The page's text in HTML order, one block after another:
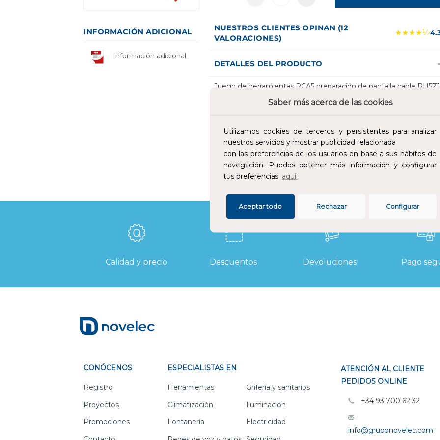
Saber más acerca de las cookies
Utilizamos cookies de terceros y persistentes para analizar
nuestros servicios y mostrar publicidad relacionada
con las preferencias de los usuarios en base a sus hábitos de
navegación. Puedes obtener más información y configurar
tus preferencias aquí.
Configurar
Rechazar
Aceptar todo
INFORMACIÓN ADICIONAL
Información adicional
NUESTROS CLIENTES OPINAN (12
VALORACIONES)
★★★★½
DETALLES DEL PRODUCTO
Juego de herramientas PCA5 preparación de pantalla cable
Incluye: cortadora longitudinal de cubierta, separador de cubierta,
alicate Ligarex y maletín. Tensión 18/30 (36)Kv. Para cables con
ESPECIFICACIONES
Calidad y precio Descuentos Devoluciones Pago
CONÓCENOS
Registro
Proyectos
Promociones
ESPECIALISTAS EN
Herramientas
Grifería y sanitarios
Climatización
Iluminación
Fontanería
Electricidad
ATENCIÓN AL CLIENTE
PEDIDOS ONLINE
+34 93 700 62 32
info@gruponovelec.com